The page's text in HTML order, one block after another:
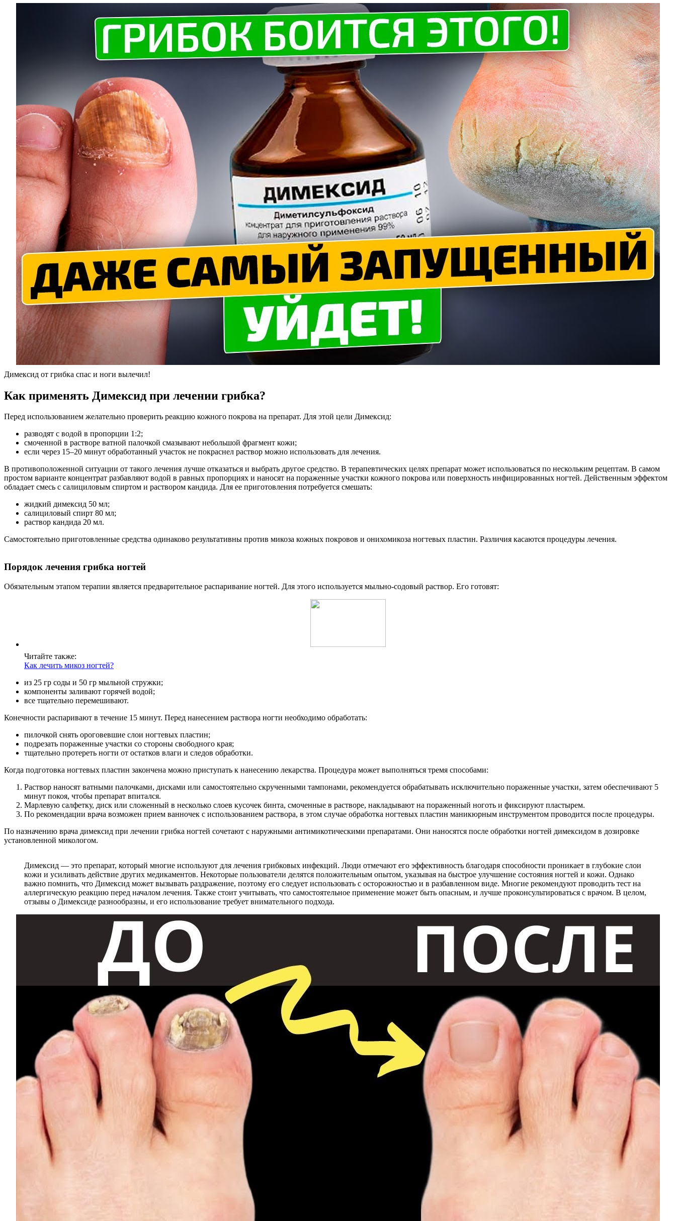
Димексид от грибка спас и ноги вылечил!
Как применять Димексид при лечении грибка?
Перед использованием желательно проверить реакцию кожного покрова на препарат. Для этой цели Димексид:
разводят с водой в пропорции 1:2;
смоченной в растворе ватной палочкой смазывают небольшой фрагмент кожи;
если через 15–20 минут обработанный участок не покраснел раствор можно использовать для лечения.
В противоположенной ситуации от такого лечения лучше отказаться и выбрать другое средство. В терапевтических целях препарат может использоваться по нескольким рецептам. В самом
простом варианте концентрат разбавляют водой в равных пропорциях и наносят на пораженные участки кожного покрова или поверхность инфицированных ногтей. Действенным эффектом
обладает смесь с салициловым спиртом и раствором кандида. Для ее приготовления потребуется смешать:
жидкий димексид 50 мл;
салициловый спирт 80 мл;
раствор кандида 20 мл.
Самостоятельно приготовленные средства одинаково результативны против микоза кожных покровов и онихомикоза ногтевых пластин. Различия касаются процедуры лечения.
Порядок лечения грибка ногтей
Обязательным этапом терапии является предварительное распаривание ногтей. Для этого используется мыльно-содовый раствор. Его готовят:
Читайте также:
Как лечить микоз ногтей?
из 25 гр соды и 50 гр мыльной стружки;
компоненты заливают горячей водой;
все тщательно перемешивают.
Конечности распаривают в течение 15 минут. Перед нанесением раствора ногти необходимо обработать:
пилочкой снять ороговевшие слои ногтевых пластин;
подрезать пораженные участки со стороны свободного края;
тщательно протереть ногти от остатков влаги и следов обработки.
Когда подготовка ногтевых пластин закончена можно приступать к нанесению лекарства. Процедура может выполняться тремя способами:
Раствор наносят ватными палочками, дисками или самостоятельно скрученными тампонами, рекомендуется обрабатывать исключительно пораженные участки, затем обеспечивают 5
минут покоя, чтобы препарат впитался.
Марлевую салфетку, диск или сложенный в несколько слоев кусочек бинта, смоченные в растворе, накладывают на пораженный ноготь и фиксируют пластырем.
По рекомендации врача возможен прием ванночек с использованием раствора, в этом случае обработка ногтевых пластин маникюрным инструментом проводится после процедуры.
По назначению врача димексид при лечении грибка ногтей сочетают с наружными антимикотическими препаратами. Они наносятся после обработки ногтей димексидом в дозировке
установленной микологом.
Димексид — это препарат, который многие используют для лечения грибковых инфекций. Люди отмечают его эффективность благодаря способности проникает в глубокие слои
кожи и усиливать действие других медикаментов. Некоторые пользователи делятся положительным опытом, указывая на быстрое улучшение состояния ногтей и кожи. Однако
важно помнить, что Димексид может вызывать раздражение, поэтому его следует использовать с осторожностью и в разбавленном виде. Многие рекомендуют проводить тест на
аллергическую реакцию перед началом лечения. Также стоит учитывать, что самостоятельное применение может быть опасным, и лучше проконсультироваться с врачом. В целом,
отзывы о Димексиде разнообразны, и его использование требует внимательного подхода.